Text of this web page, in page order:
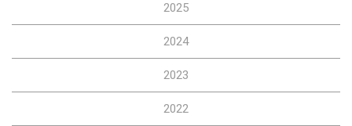
2025
2024
2023
2022